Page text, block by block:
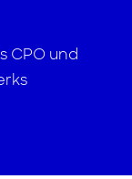
CPO und